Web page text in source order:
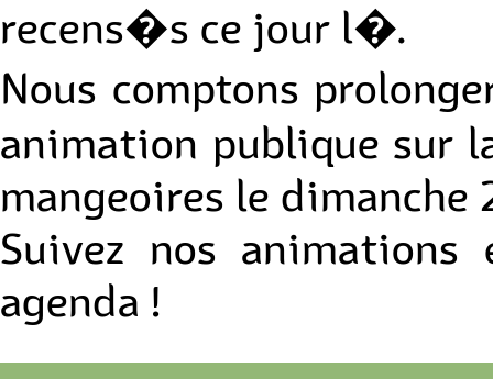
recens�s ce jour l�.
Nous comptons
animation publique sur
mangeoires le dimanche
Suivez nos
agenda !